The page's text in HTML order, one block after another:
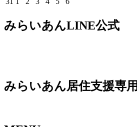
日
日 日 日 日 日 日
10
11
12
13
14
15
日 日 日 日 日 日 日
月
24 25 26
月
27
月
28 29 30
月
9
月
9
月 月
9
月
9
月
9
月
みらいあんLINE公式
みらいあん居住支援専用